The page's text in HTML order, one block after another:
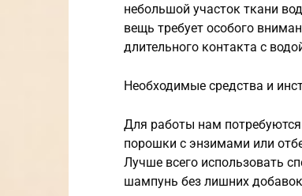
небольшой участок ткани
вещь требует особого
длительного контакта с
Необходимые средства и
Для работы нам
порошки с энзимами или
Лучше всего использовать
шампунь без лишних